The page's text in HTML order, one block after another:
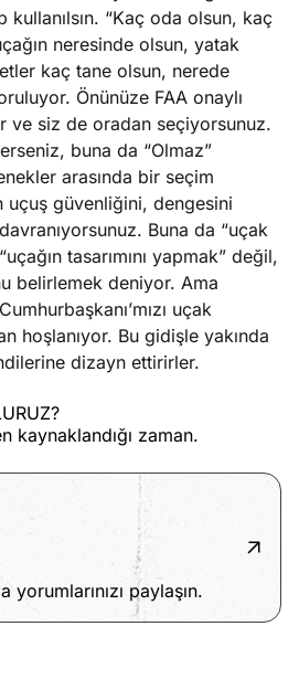
kullanılsın. “Kaç oda olsun, kaç
neresinde olsun, yatak
kaç tane olsun, nerede
Önünüze FAA onaylı
ve siz de oradan seçiyorsunuz.
buna da “Olmaz”
arasında bir seçim
uçuş güvenliğini, dengesini
Buna da “uçak
tasarımını yapmak” değil,
belirlemek deniyor. Ama
uçak
hoşlanıyor. Bu gidişle yakında
dizayn ettirirler.
kaynaklandığı zaman.
yorumlarınızı paylaşın.